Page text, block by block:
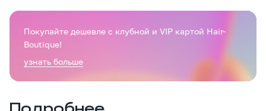
Покупайте дешевле с клубной и VIP картой Hair-
Boutique!
узнать больше